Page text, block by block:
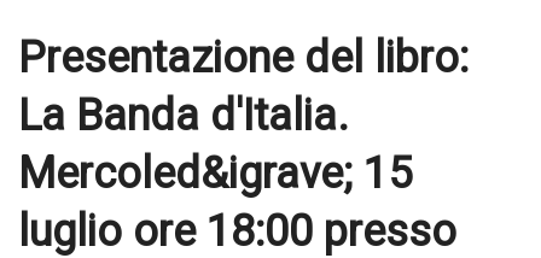
Presentazione del libro:
La Banda d'Italia.
Mercoled&igrave; 15
luglio ore 18:00 presso